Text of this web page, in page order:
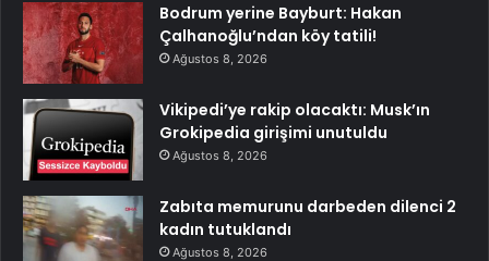
Bodrum yerine Bayburt: Hakan
Çalhanoğlu’ndan köy tatili!
Ağustos 8, 2026
Vikipedi’ye rakip olacaktı: Musk’ın
Grokipedia girişimi unutuldu
Ağustos 8, 2026
Zabıta memurunu darbeden dilenci 2
kadın tutuklandı
Ağustos 8, 2026